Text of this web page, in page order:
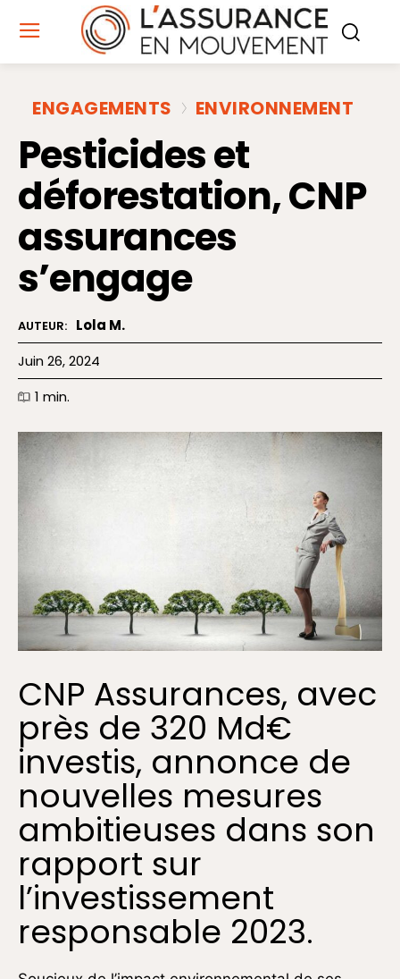
ENGAGEMENTS ENVIRONNEMENT
Pesticides et
déforestation, CNP
assurances
s’engage
AUTEUR: Lola M.
Juin 26, 2024
1 min.
CNP Assurances, avec
près de 320 Md€
investis, annonce de
nouvelles mesures
ambitieuses dans son
rapport sur
l’investissement
responsable 2023.